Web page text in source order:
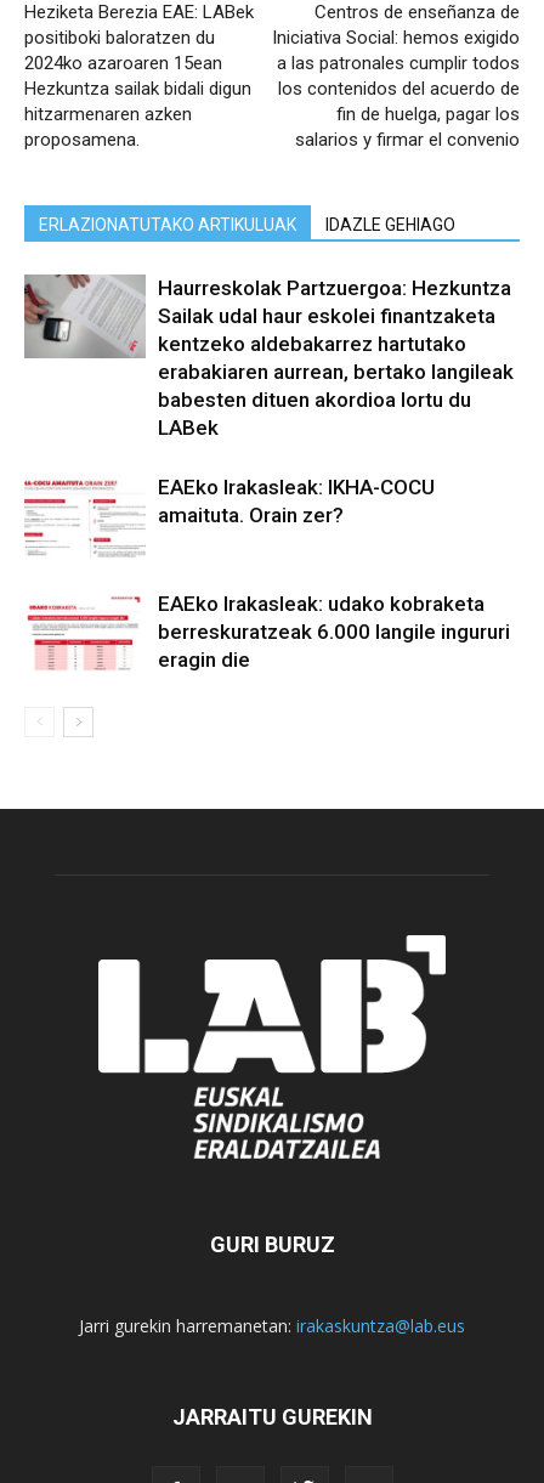
Heziketa Berezia EAE: LABek
positiboki baloratzen du
2024ko azaroaren 15ean
Hezkuntza sailak bidali digun
hitzarmenaren azken
proposamena.
Centros de enseñanza de
Iniciativa Social: hemos exigido
a las patronales cumplir todos
los contenidos del acuerdo de
fin de huelga, pagar los
salarios y firmar el convenio
ERLAZIONATUTAKO ARTIKULUAK IDAZLE GEHIAGO
Haurreskolak Partzuergoa: Hezkuntza
Sailak udal haur eskolei finantzaketa
kentzeko aldebakarrez hartutako
erabakiaren aurrean, bertako langileak
babesten dituen akordioa lortu du
LABek
EAEko Irakasleak: IKHA-COCU
amaituta. Orain zer?
EAEko Irakasleak: udako kobraketa
berreskuratzeak 6.000 langile ingururi
eragin die
GURI BURUZ
Jarri gurekin harremanetan: irakaskuntza@lab.eus
JARRAITU GUREKIN